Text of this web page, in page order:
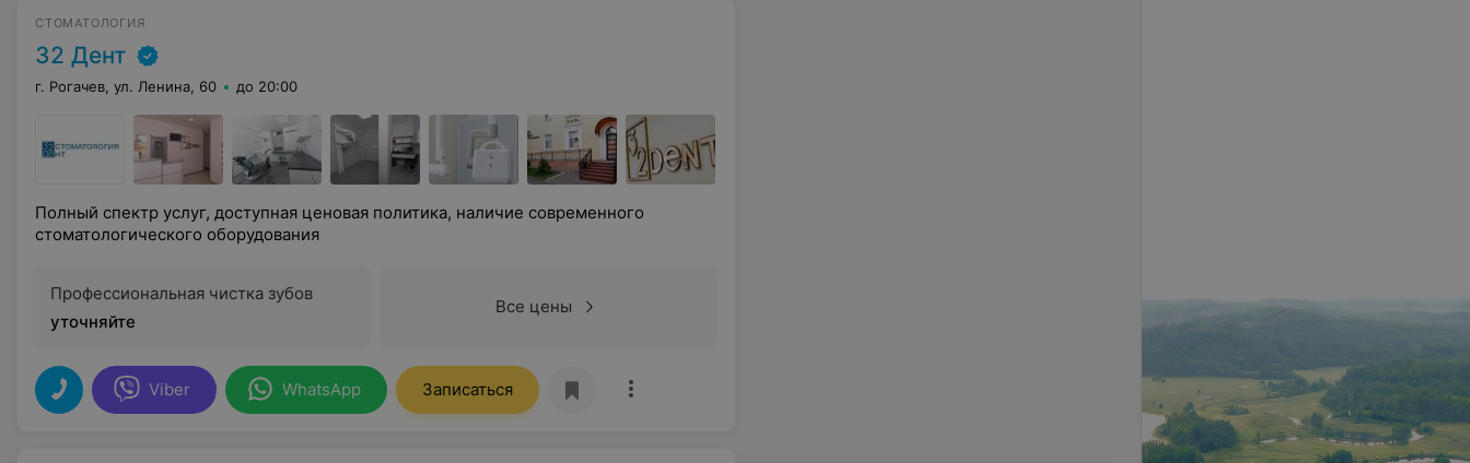
СТОМАТОЛОГИЯ
32 Дент
г. Рогачев, ул. Ленина, 60 до 20:00
Полный спектр услуг, доступная ценовая политика, наличие современного
стоматологического оборудования
Профессиональная чистка зубов
уточняйте
Все цены
Viber WhatsApp Записаться